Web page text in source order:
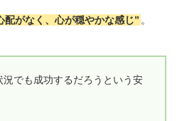
配がなく、心が穏やかな感じ” 。
でも成功するだろうという安